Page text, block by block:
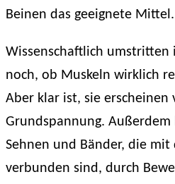
Beinen das geeignete Mittel.
Wissenschaftlich
noch, ob Muskeln wirklich
Aber klar ist, sie erscheinen
Grundspannung. Außerdem
Sehnen und Bänder, die mit
verbunden sind, durch